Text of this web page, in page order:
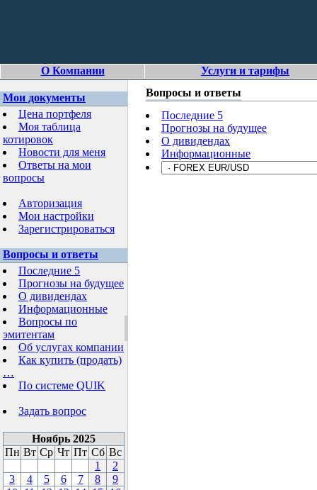
О Компании Услуги и тарифы
Мои документы
Цена портфеля
Моя таблица
котировок
Новости для меня
Ответы на мои
вопросы
Авторизация
Мои настройки
Зарегистрироваться
Вопросы и ответы
Последние 5
Прогнозы на будущее
О дивидендах
Информационные
Вопросы по
эмитентам
Об услугах компании
Как купить (продать)
…
По системе QUIK
Задать вопрос
Ноябрь 2025
Пн Вт Ср Чт Пт Сб Вс
1
2
3
4 5 6 7 8
9
Вопросы и ответы
Последние 5
Прогнозы на будущее
О дивидендах
Информационные